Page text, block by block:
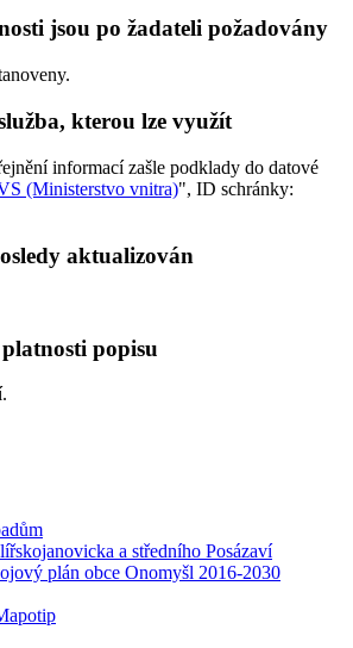
jsou po žadateli požadovány
kterou lze využít
informací zašle podklady do datové
(Ministerstvo vnitra)", ID schránky:
aktualizován
popisu
a středního Posázaví
plán obce Onomyšl 2016-2030